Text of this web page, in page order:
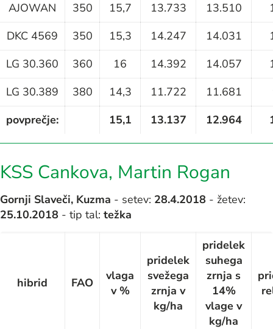
AJOWAN
350 15,7 13.733 13.510
DKC 4569
350 15,3 14.247 14.031
LG 30.360
360 16 14.392 14.057
LG 30.389
380 14,3 11.722 11.681
povprečje:
15,1 13.137 12.964
KSS Cankova, Martin Rogan
Gornji Slaveči, Kuzma - setev: 28.4.2018 - žetev:
25.10.2018 - tip tal: težka
hibrid FAO
vlaga
v %
pridelek
svežega
zrnja v
kg/ha
pridelek
suhega
zrnja s
14%
vlage v
kg/ha